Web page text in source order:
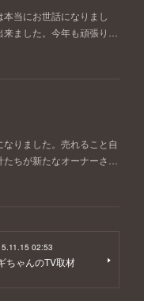
当にお世話になりまし
ました。今年も頑張り…
りました。売れること自
ちが新たなオーナーさ…
02:53
ちゃんのTV取材